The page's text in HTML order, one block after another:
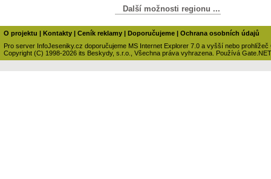
Další možnosti regionu ...
O projektu | Kontakty | Ceník reklamy | Doporučujeme | Ochrana osobních údajů
Pro server InfoJeseniky.cz doporučujeme MS Internet Explorer 7.0 a vyšší nebo prohlížeč
Copyright (C) 1998-2026 its Beskydy, s.r.o., Všechna práva vyhrazena. Používá